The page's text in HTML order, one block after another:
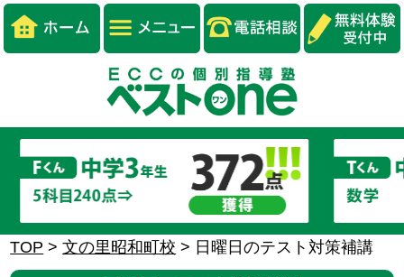
TOP >文の里昭和町校 > 日曜日のテスト対策補講